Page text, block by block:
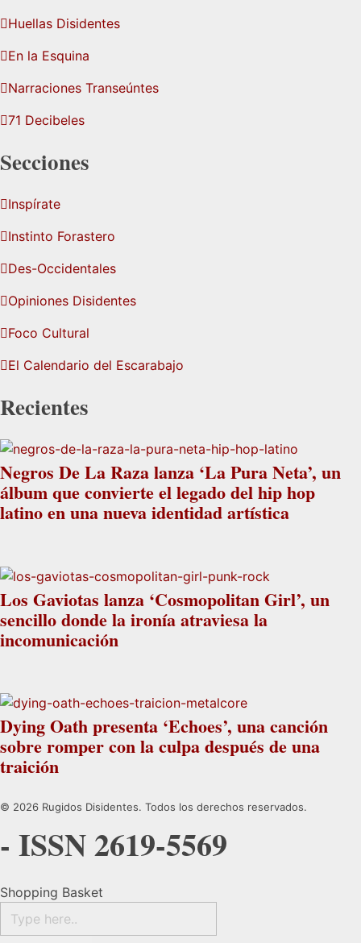
Huellas Disidentes
En la Esquina
Narraciones Transeúntes
71 Decibeles
Secciones
Inspírate
Instinto Forastero
Des-Occidentales
Opiniones Disidentes
Foco Cultural
El Calendario del Escarabajo
Recientes
Negros De La Raza lanza ‘La Pura Neta’, un
álbum que convierte el legado del hip hop
latino en una nueva identidad artística
Los Gaviotas lanza ‘Cosmopolitan Girl’, un
sencillo donde la ironía atraviesa la
incomunicación
Dying Oath presenta ‘Echoes’, una canción
sobre romper con la culpa después de una
traición
© 2026 Rugidos Disidentes. Todos los derechos reservados.
- ISSN 2619-5569
Shopping Basket